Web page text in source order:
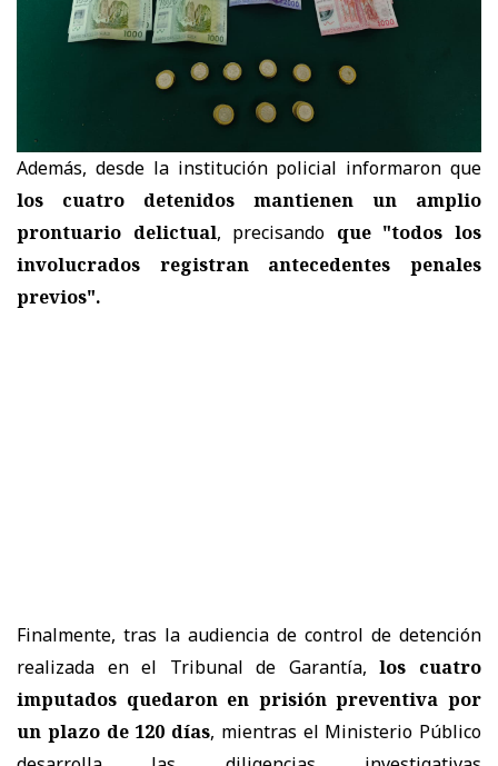
Además, desde la institución policial informaron que
los cuatro detenidos mantienen un amplio
prontuario delictual, precisando que "todos los
involucrados registran antecedentes penales
previos".
Finalmente, tras la audiencia de control de detención
realizada en el Tribunal de Garantía,los cuatro
imputados quedaron en prisión preventiva por
un plazo de 120 días, mientras el Ministerio Público